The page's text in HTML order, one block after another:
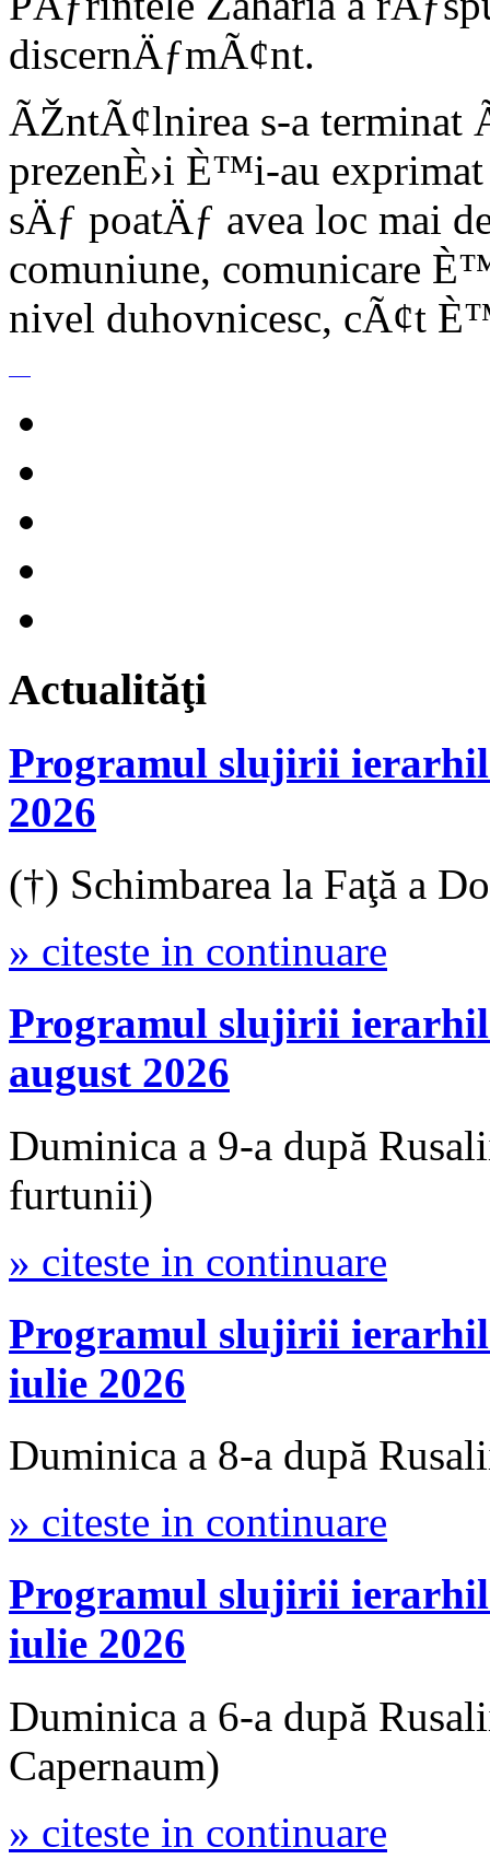
discernÄƒmÃ¢nt.
ÃŽntÃ¢lnirea s-a terminat
prezenÈ›i È™i-au
sÄƒ poatÄƒ avea loc mai
comuniune, comunicare
nivel duhovnicesc, cÃ¢t
Actualităţi
Programul slujirii
2026
(†) Schimbarea la Faţă a
» citeste in continuare
Programul slujirii
august 2026
Duminica a 9-a după
furtunii)
» citeste in continuare
Programul slujirii
iulie 2026
Duminica a 8-a după
» citeste in continuare
Programul slujirii
iulie 2026
Duminica a 6-a după
Capernaum)
» citeste in continuare